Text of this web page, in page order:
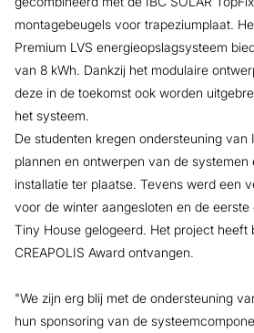
montagebeugels voor trapeziumplaat.
Premium LVS energieopslagsysteem
van 8 kWh. Dankzij het modulaire
deze in de toekomst ook worden
het systeem.
De studenten kregen ondersteuning van
plannen en ontwerpen van de systemen
installatie ter plaatse. Tevens werd een
voor de winter aangesloten en de
Tiny House gelogeerd. Het project heeft
CREAPOLIS Award ontvangen.
"We zijn erg blij met de ondersteuning
hun sponsoring van de